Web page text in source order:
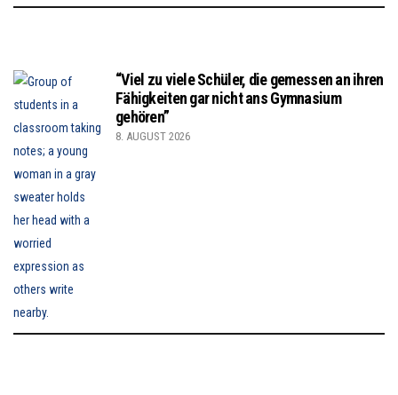
“Viel zu viele Schüler, die gemessen an ihren
Fähigkeiten gar nicht ans Gymnasium
gehören”
8. AUGUST 2026